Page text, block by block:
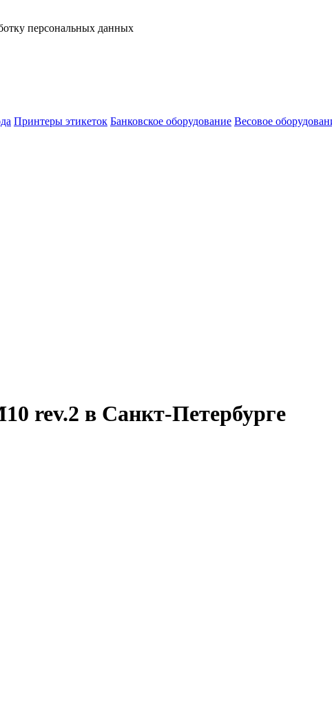
персональных данных
Принтеры этикеток Банковское оборудование Весовое
rev.2 в Санкт-Петербурге